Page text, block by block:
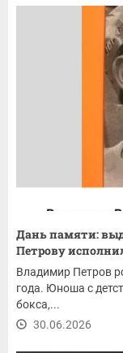
Дань памяти:
Петрову
Владимир Петров
года. Юноша с
бокса,...
30.06.2026